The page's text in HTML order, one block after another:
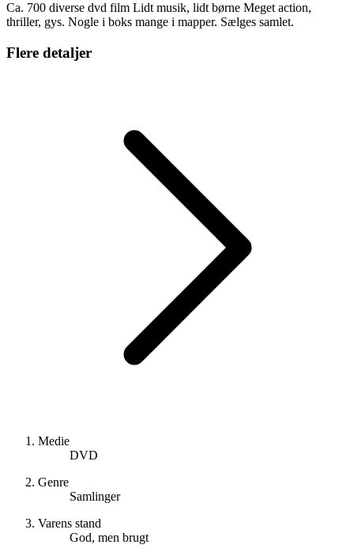
Ca. 700 diverse dvd film Lidt musik, lidt børne Meget action,
thriller, gys. Nogle i boks mange i mapper. Sælges samlet.
Flere detaljer
Medie
DVD
Genre
Samlinger
Varens stand
God, men brugt